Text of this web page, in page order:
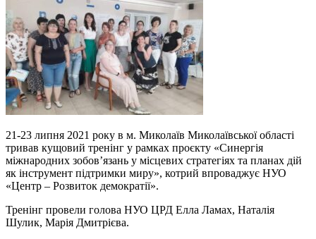
21-23 липня 2021 року в м. Миколаїв Миколаївської області
тривав кущовий тренінг у рамках проєкту «Синергія
міжнародних зобов’язань у місцевих стратегіях та планах дій
як інструмент підтримки миру», котрий впроваджує НУО
«Центр – Розвиток демократії».
Тренінг провели голова НУО ЦРД Елла Ламах, Наталія
Шулик, Марія Дмитрієва.